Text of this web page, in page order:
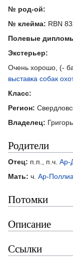
№ род-ой:
№ клейма: RBN
Полевые
Экстерьер:
Очень хорошо, (-
выставка собак
Класс:
Регион:
Владелец:
Родители
Отец: п.п., п.ч. Ар-
Мать: ч. Ар-
Потомки
Описание
Ссылки